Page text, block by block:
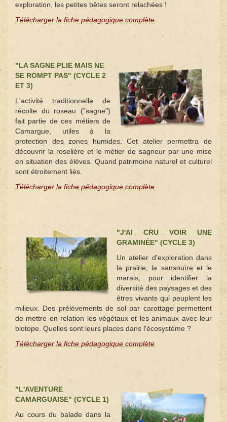
exploration, les petites bêtes seront relachées !
Télécharger la fiche pédagogique complète
"LA SAGNE PLIE MAIS NE
SE ROMPT PAS" (CYCLE 2
ET 3)
L'activité traditionnelle de
récolte du roseau ("sagne")
fait partie de ces métiers de
Camargue, utiles à la
protection des zones humides. Cet atelier permettra de
découvrir la roselière et le métier de sagneur par une mise
en situation des élèves. Quand patrimoine naturel et culturel
sont étroitement liés.
Télécharger la fiche pédagogique complète
"J'AI CRU VOIR UNE
GRAMINÉE" (CYCLE 3)
Un atelier d'exploration dans
la prairie, la sansouïre et le
marais, pour identifier la
diversité des paysages et des
êtres vivants qui peuplent les
milieux. Des prélévements de sol par carottage permettent
de mettre en relation les végétaux et les animaux avec leur
biotope. Quelles sont leurs places dans l'écosystème ?
Télécharger la fiche pédagogique complète
"L'AVENTURE
CAMARGUAISE" (CYCLE 1)
Au cours du balade dans la